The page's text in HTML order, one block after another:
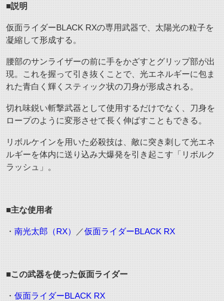
■説明
仮面ライダーBLACK RXの専用武器で、太陽光の粒子を
凝縮して形成する。
腰部のサンライザーの前に手をかざすとグリップ部が出
現。これを握って引き抜くことで、光エネルギーに包ま
れた青白く輝くスティック状の刀身が形成される。
切れ味鋭い斬撃武器として使用するだけでなく、刀身を
ロープのように変形させて長く伸ばすこともできる。
リボルケインを用いた必殺技は、敵に突き刺して光エネ
ルギーを体内に送り込み大爆発を引き起こす「リボルク
ラッシュ」。
■主な使用者
・ 南光太郎（RX） ／仮面ライダーBLACK RX
■この武器を使った仮面ライダー
・ 仮面ライダーBLACK RX